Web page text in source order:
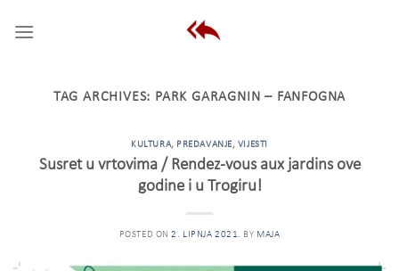
TAG ARCHIVES: PARK GARAGNIN – FANFOGNA
KULTURA, PREDAVANJE, VIJESTI
Susret u vrtovima / Rendez-vous aux jardins ove
godine i u Trogiru!
POSTED ON2. LIPNJA 2021. BY MAJA